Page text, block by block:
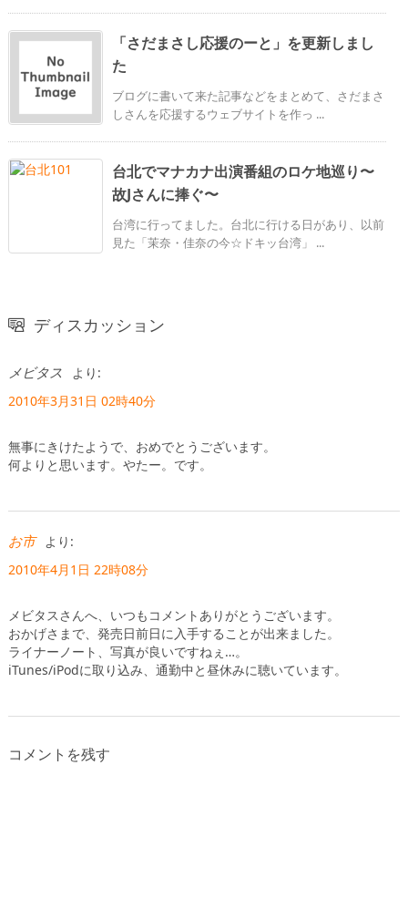
「さだまさし応援のーと」を更新しまし
た
ブログに書いて来た記事などをまとめて、さだまさ
しさんを応援するウェブサイトを作っ ...
台北でマナカナ出演番組のロケ地巡り〜
故Jさんに捧ぐ〜
台湾に行ってました。台北に行ける日があり、以前
見た「茉奈・佳奈の今☆ドキッ台湾」 ...
ディスカッション
メビタス
より:
2010年3月31日 02時40分
無事にきけたようで、おめでとうございます。
何よりと思います。やたー。です。
お市 より:
2010年4月1日 22時08分
メビタスさんへ、いつもコメントありがとうございます。
おかげさまで、発売日前日に入手することが出来ました。
ライナーノート、写真が良いですねぇ…。
iTunes/iPodに取り込み、通勤中と昼休みに聴いています。
コメントを残す